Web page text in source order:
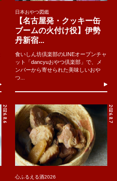
日本おやつ図鑑
【名古屋発・クッキー缶
ブームの火付け役】伊勢
丹新宿...
食いしん坊倶楽部のLINEオープンチャ
ット「dancyuおやつ倶楽部」で、メ
ンバーから寄せられた美味しいおや
つ...
2026.8.6 2026.8.7
心ふるえる酒2026